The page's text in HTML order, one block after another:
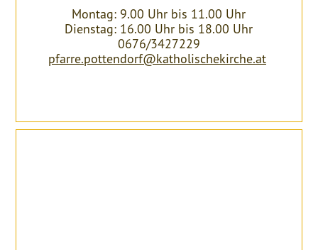
Montag: 9.00 Uhr bis 11.00 Uhr
Dienstag: 16.00 Uhr bis 18.00 Uhr
0676/3427229
pfarre.pottendorf@katholischekirche.at